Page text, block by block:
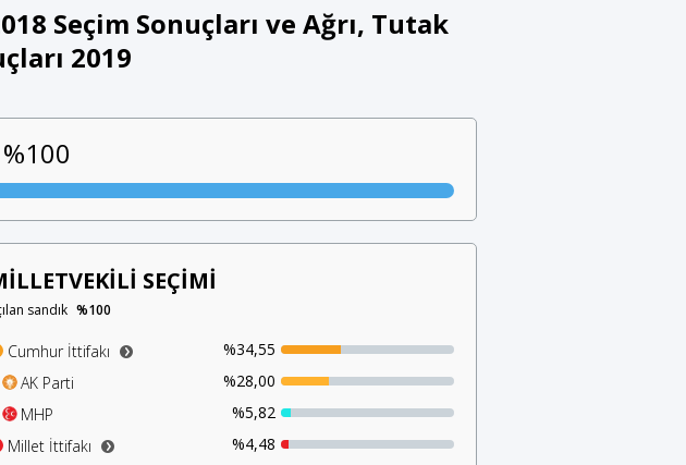
Seçim Sonuçları ve Ağrı, Tutak
2019
SEÇİMİ
sandık %100
Cumhur İttifakı
%34,55
AK Parti
%28,00
MHP
%5,82
Millet İttifakı
%4,48